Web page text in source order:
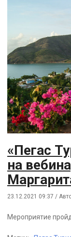
«Пегас
на
23.12.2021 09:37 /
Мероприятие